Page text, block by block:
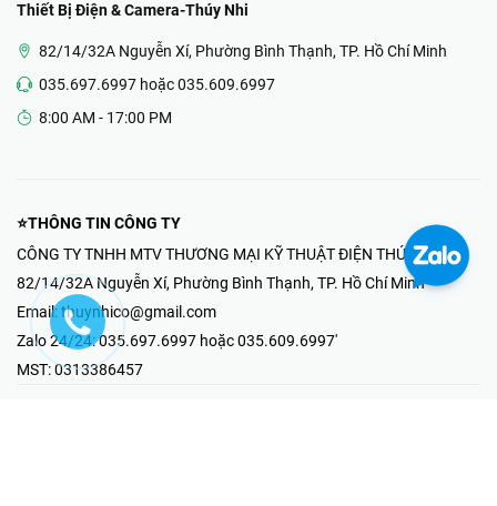
Thiết Bị Điện & Camera-Thúy Nhi
82/14/32A Nguyễn Xí, Phường Bình Thạnh, TP. Hồ Chí Minh
035.697.6997 hoặc 035.609.6997
8:00 AM - 17:00 PM
⭐THÔNG TIN CÔNG TY
CÔNG TY TNHH MTV THƯƠNG MẠI KỸ THUẬT ĐIỆN THÚY NHI
82/14/32A Nguyễn Xí, Phường Bình Thạnh, TP. Hồ Chí Minh
Email: thuynhico@gmail.com
Zalo 24/24:035.697.6997 hoặc 035.609.6997'
MST:0313386457